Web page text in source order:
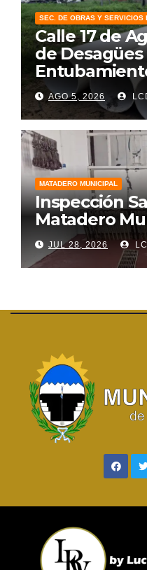
SEC. DE OBRAS Y SERVICIOS
Calle 17 de
de Desagües
AGO 5, 2026
MATADERO MUNICIPAL
Inspección
Matadero
JUL 28, 2026